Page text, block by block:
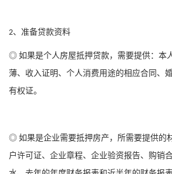
2、准备贷款资料
◎ 如果是个人房屋抵押贷款，需要提供：本
薄、收入证明、个人消费用途的相应合同、
有权证。
◎ 如果是企业需要抵押房产，所需要提供的
户许可证、企业章程、企业验资报告、购销